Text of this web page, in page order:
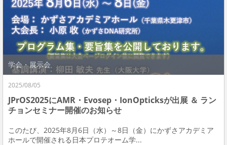
学会・展示会
2025/08/05
JPrOS2025にAMR・Evosep・IonOpticksが出展 ＆ ラン
チョンセミナー開催のお知らせ
このたび、2025年8月6日（水）～8日（金）にかずさアカデミア
ホールで開催される日本プロテオーム学...